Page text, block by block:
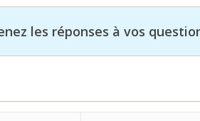
les réponses à vos